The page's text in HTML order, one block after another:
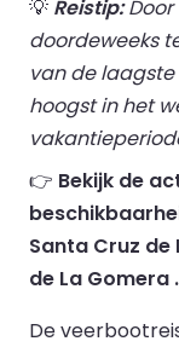
💡 Reistip:Door
doordeweeks
van de laagste
hoogst in het
👉 Bekijk de
Santa Cruz de
de La Gomera .
De